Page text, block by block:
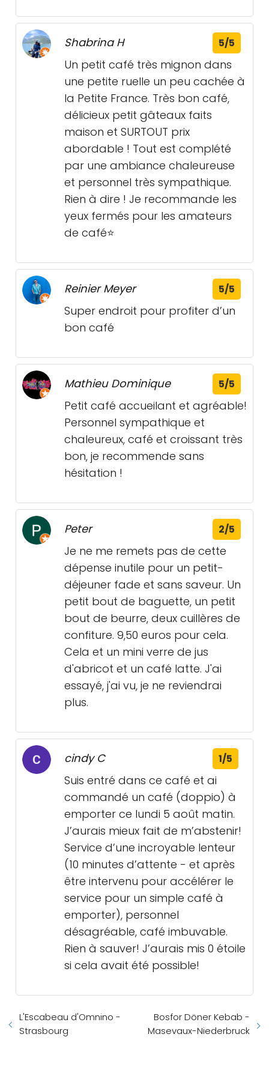
Shabrina H 5/5
Un petit café très mignon dans
une petite ruelle un peu cachée à
la Petite France. Très bon café,
délicieux petit gâteaux faits
maison et SURTOUT prix
abordable ! Tout est complété
par une ambiance chaleureuse
et personnel très sympathique.
Rien à dire ! Je recommande les
yeux fermés pour les amateurs
de café⭐️
Reinier Meyer 5/5
Super endroit pour profiter d’un
bon café
Mathieu Dominique 5/5
Petit café accueilant et agréable!
Personnel sympathique et
chaleureux, café et croissant très
bon, je recommende sans
hésitation !
Peter 2/5
Je ne me remets pas de cette
dépense inutile pour un petit-
déjeuner fade et sans saveur. Un
petit bout de baguette, un petit
bout de beurre, deux cuillères de
confiture. 9,50 euros pour cela.
Cela et un mini verre de jus
d'abricot et un café latte. J'ai
essayé, j'ai vu, je ne reviendrai
plus.
cindy C 1/5
Suis entré dans ce café et ai
commandé un café (doppio) à
emporter ce lundi 5 août matin.
J’aurais mieux fait de m’abstenir!
Service d’une incroyable lenteur
(10 minutes d’attente - et après
être intervenu pour accélérer le
service pour un simple café à
emporter), personnel
désagréable, café imbuvable.
Rien à sauver! J’aurais mis 0 étoile
si cela avait été possible!
L'Escabeau d'Omnino -
Strasbourg
Bosfor Döner Kebab -
Masevaux-Niederbruck